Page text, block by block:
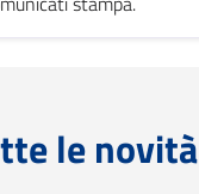
le novità